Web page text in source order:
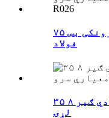
۷۵ کیلو ګرامه درانه بار وړونکی بس
فولاد
۳۵ کیلو ګرامه فولادي ګیر ۸V RS۴۸۵
لړۍ